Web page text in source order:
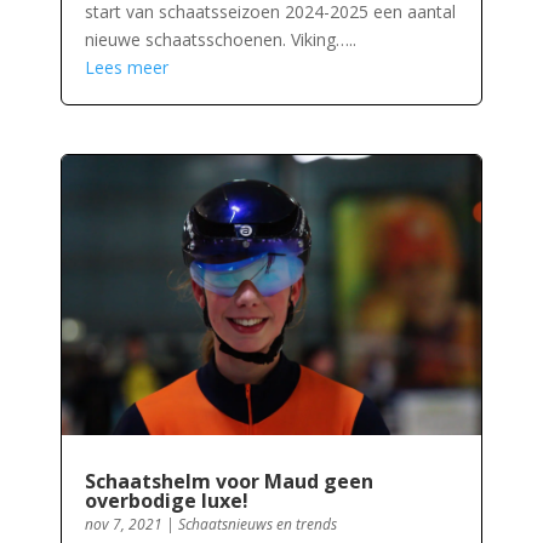
start van schaatsseizoen 2024-2025 een aantal
nieuwe schaatsschoenen. Viking…..
Lees meer
Schaatshelm voor Maud geen
overbodige luxe!
nov 7, 2021 | Schaatsnieuws en trends